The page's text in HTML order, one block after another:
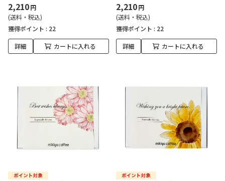
2,210円
(送料・税込)
獲得ポイント : 22
詳細 カートに入れる
2,210円
(送料・税込)
獲得ポイント : 22
詳細 カートに入れる